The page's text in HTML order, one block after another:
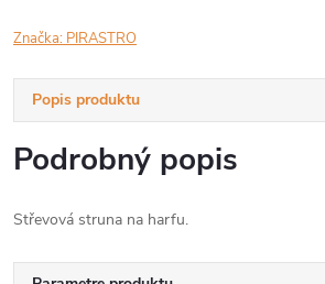
Značka: PIRASTRO
Popis produktu
Podrobný popis
Střevová struna na harfu.